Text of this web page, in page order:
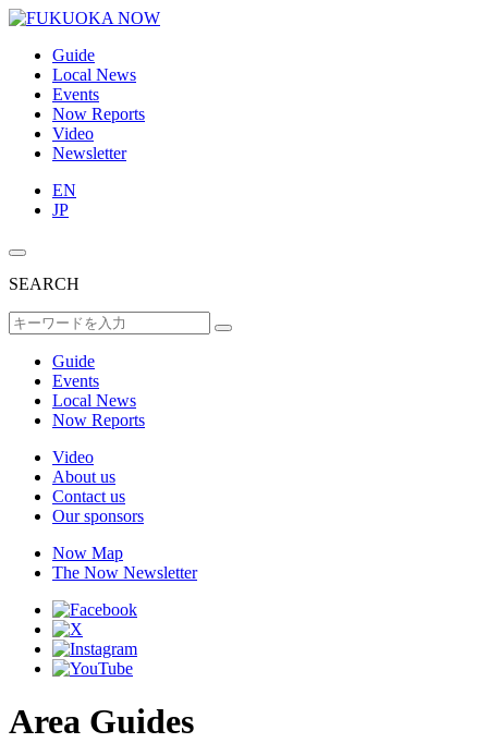
Guide
Local News
Events
Now Reports
Video
Newsletter
EN
JP
SEARCH
Guide
Events
Local News
Now Reports
Video
About us
Contact us
Our sponsors
Now Map
The Now Newsletter
Area Guides